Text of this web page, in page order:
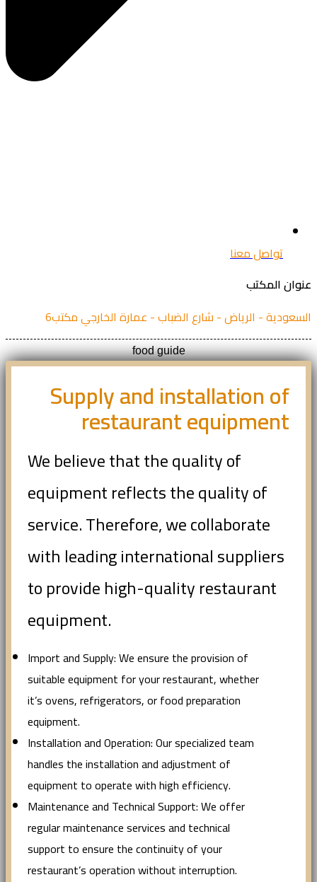
تواصل معنا
المكتب
- الرياض - شارع الضباب - عمارة الخارجي مكتب6
food guide
Supply and installation of
restaurant equipment
We believe that the quality of
equipment reflects the quality of
service. Therefore, we collaborate
with leading international suppliers
to provide high-quality restaurant
equipment.
Import and Supply: We ensure the provision of
suitable equipment for your restaurant, whether
it’s ovens, refrigerators, or food preparation
equipment.
Installation and Operation: Our specialized team
handles the installation and adjustment of
equipment to operate with high efficiency.
Maintenance and Technical Support: We offer
regular maintenance services and technical
support to ensure the continuity of your
restaurant’s operation without interruption.